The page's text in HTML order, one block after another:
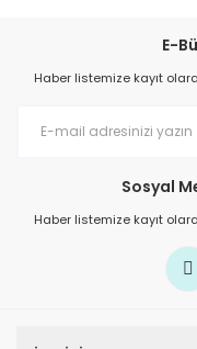
E-
Haber listemize kayıt
Sosyal
Haber listemize kayıt